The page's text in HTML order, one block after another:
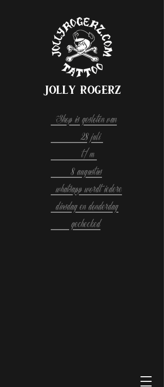
Jolly Rogerz
Shop is gesloten van
28 juli
t/m
8 augustus
whatsapp wordt iedere
dinsdag en donderdag
gechecked